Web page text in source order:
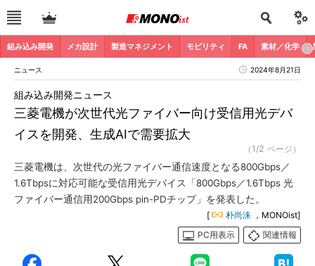
組み込み開発 メカ設計 製造マネジメント モビリティ FA 素材／化学
ニュース 2024年8月21日
三菱電機が次世代光ファイバー向け受信用光デバ
イスを開発、生成AIで需要拡大
組み込み開発ニュース
（1/2 ページ）
三菱電機は、次世代の光ファイバー通信速度となる800Gbps／
1.6Tbpsに対応可能な受信用光デバイス「800Gbps／1.6Tbps 光
ファイバー通信用200Gbps pin-PDチップ」を発表した。
[ 朴尚洙 ，MONOist]
PC用表示
関連情報